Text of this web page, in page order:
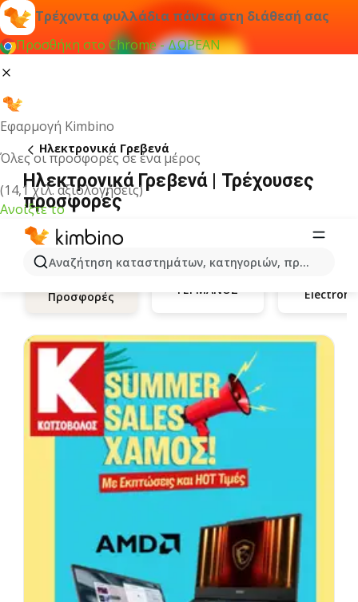
Τρέχοντα φυλλάδια πάντα στη διάθεσή σας
Προσθήκη στο Chrome - ΔΩΡΕΑΝ
Εφαρμογή Kimbino
Όλες οι προσφορές σε ένα μέρος
(14,1 χιλ. αξιολογήσεις)
Ανοίξτε το
Αναζήτηση καταστημάτων, κατηγοριών, προϊόντων...
Hλεκτρονικά Γρεβενά
Hλεκτρονικά Γρεβενά | Τρέχουσες
προσφορές
Προσφορές ΓΕΡΜΑΝΟΣ